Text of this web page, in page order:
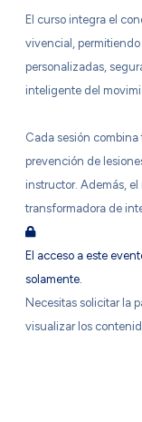
El curso integra el
vivencial, permitiendo
personalizadas,
inteligente del
Cada sesión
prevención de
instructor. Además,
transformadora de
El acceso a este
solamente.
Necesitas solicitar la
visualizar los